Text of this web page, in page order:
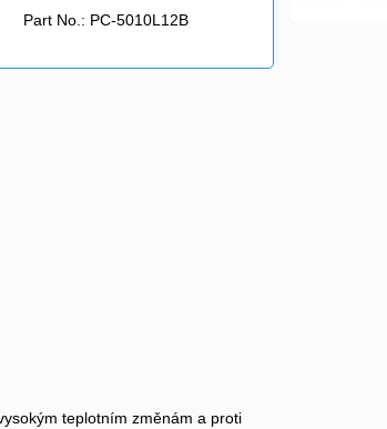
Part No.: PC-5010L12B
teplotním změnám a proti